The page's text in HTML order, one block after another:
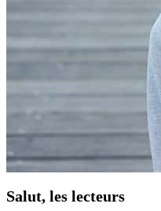
Salut, les lecteurs